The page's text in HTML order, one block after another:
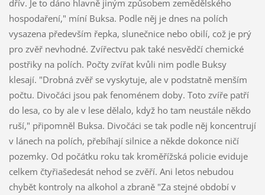
dřív. Je to dáno hlavně jiným způsobem zemědělského
hospodaření," míní Buksa. Podle něj je dnes na polích
vysazena především řepka, slunečnice nebo obilí, což je prý
pro zvěř nevhodné. Zvířectvu pak také nesvědčí chemické
postřiky na polích. Počty zvířat kvůli nim podle Buksy
klesají. "Drobná zvěř se vyskytuje, ale v podstatně menším
počtu. Divočáci jsou pak fenoménem doby. Toto zvíře patří
do lesa, co by ale v lese dělalo, když ho tam neustále někdo
ruší," připomněl Buksa. Divočáci se tak podle něj koncentrují
v lánech na polích, přebíhají silnice a někde dokonce ničí
pozemky. Od počátku roku tak kroměřížská policie eviduje
celkem čtyřiašedesát nehod se zvěří. Ani letos nebudou
chybět kontroly na alkohol a zbraně "Za stejné období v